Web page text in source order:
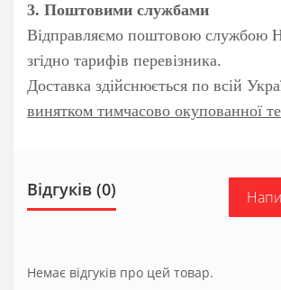
3. Поштовими службами
Відправляємо поштовою службою
згідно тарифів перевізника.
Доставка здійснюється по всій
винятком тимчасово окупованної
Відгуків (0)
Немає відгуків про цей товар.